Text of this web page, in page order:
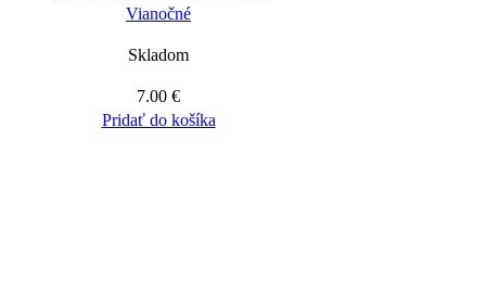
Vianočné
Skladom
7.00 €
Pridať do košíka